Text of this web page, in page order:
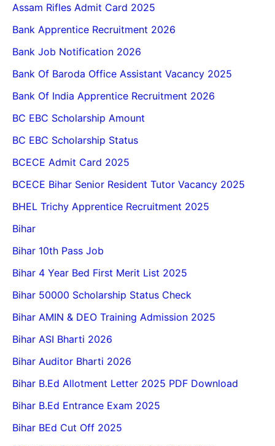
Assam Rifles Admit Card 2025
Bank Apprentice Recruitment 2026
Bank Job Notification 2026
Bank Of Baroda Office Assistant Vacancy 2025
Bank Of India Apprentice Recruitment 2026
BC EBC Scholarship Amount
BC EBC Scholarship Status
BCECE Admit Card 2025
BCECE Bihar Senior Resident Tutor Vacancy 2025
BHEL Trichy Apprentice Recruitment 2025
Bihar
Bihar 10th Pass Job
Bihar 4 Year Bed First Merit List 2025
Bihar 50000 Scholarship Status Check
Bihar AMIN & DEO Training Admission 2025
Bihar ASI Bharti 2026
Bihar Auditor Bharti 2026
Bihar B.Ed Allotment Letter 2025 PDF Download
Bihar B.Ed Entrance Exam 2025
Bihar BEd Cut Off 2025